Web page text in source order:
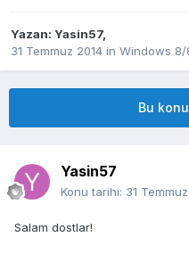
Yazan: Yasin57,
31 Temmuz 2014 in Windows 8/
Bu
Yasin57
Konu tarihi: 31
Salam dostlar!